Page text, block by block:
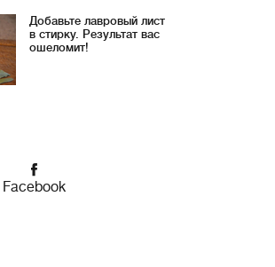
Добавьте лавровый лист
в стирку. Результат вас
ошеломит!
Facebook